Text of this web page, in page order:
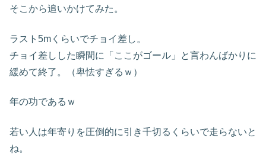
そこから追いかけてみた。
ラスト5mくらいでチョイ差し。
チョイ差しした瞬間に「ここがゴール」と言わんばかりに
緩めて終了。（卑怯すぎるｗ）
年の功であるｗ
若い人は年寄りを圧倒的に引き千切るくらいで走らないと
ね。